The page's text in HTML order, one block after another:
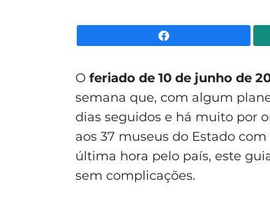
O feriado de 10 de junho de
semana que, com algum
dias seguidos e há muito por
aos 37 museus do Estado
última hora pelo país, este
sem complicações.